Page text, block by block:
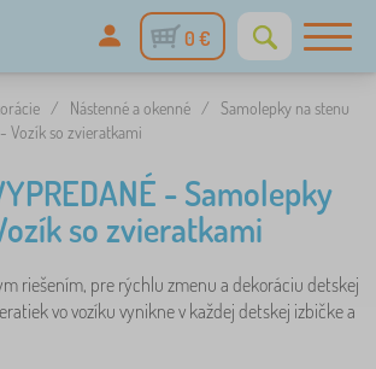
0 €
/ Nástenné a okenné / Samolepky na stenu
Vozík so zvieratkami
- Samolepky
so zvieratkami
riešením, pre rýchlu zmenu a dekoráciu detskej
vo vozíku vynikne v každej detskej izbičke a